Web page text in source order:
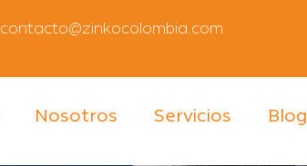
contacto@zinkocolombia.com
Nosotros Servicios Blog